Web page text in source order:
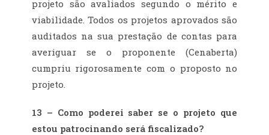
projeto são avaliados segundo o mérito e
viabilidade. Todos os projetos aprovados são
auditados na sua prestação de contas para
averiguar se o proponente (Cenaberta)
cumpriu rigorosamente com o proposto no
projeto.
13 – Como poderei saber se o projeto que
estou patrocinando será fiscalizado?